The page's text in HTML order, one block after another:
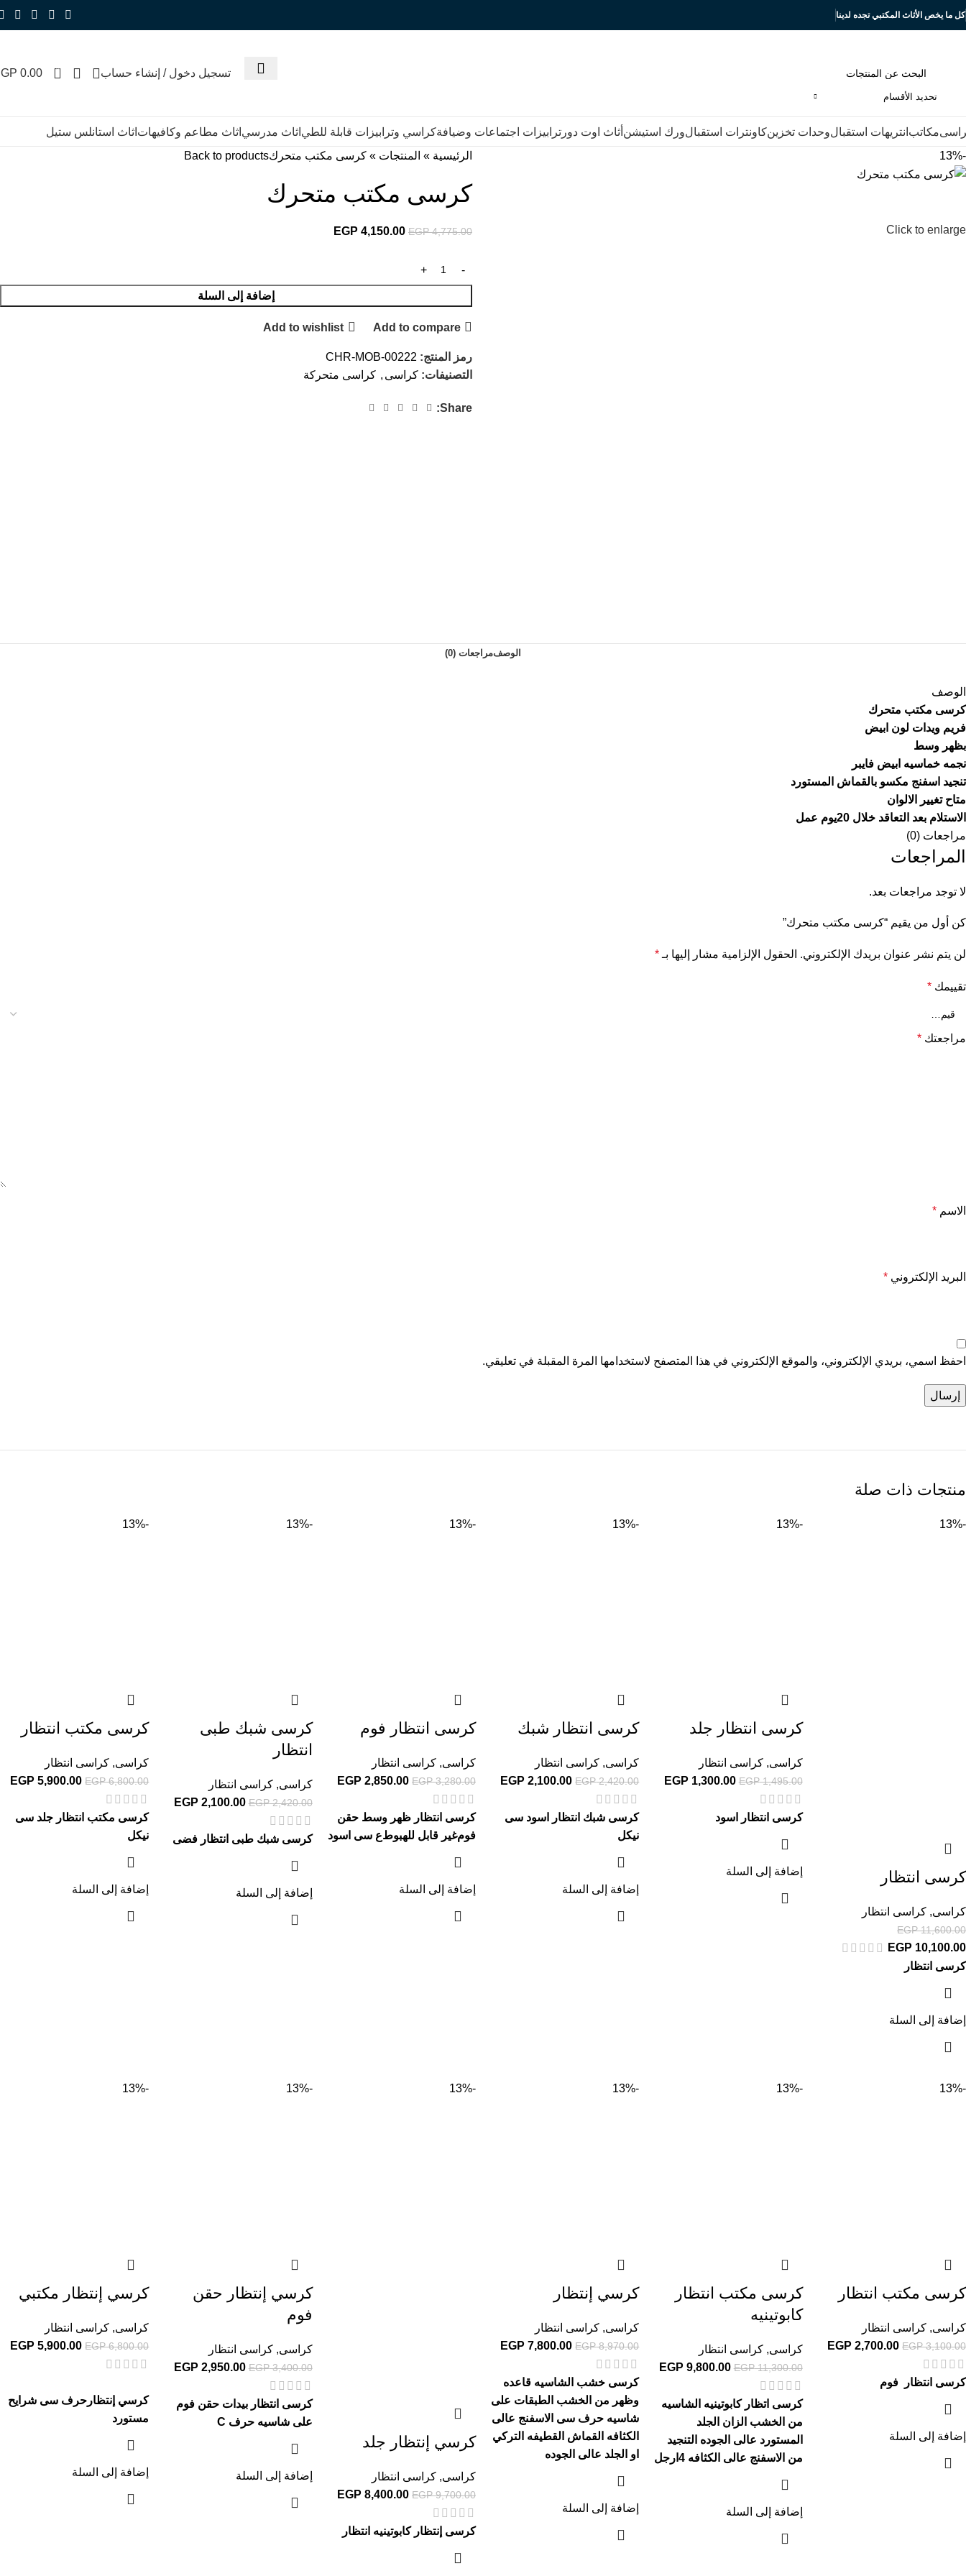
كل ما يخص الأثاث المكتبي تجده لدينا
تحديد الأقسام
تسجيل دخول / إنشاء حساب 0
0.00
مكاتب انتريهات استقبالوحدات تخزينكاونترات استقبالورك استيشن أثاث اوت دور ترابيزات اجتماعات وضيافةكراسي وترابيزات قابلة للطي اثاث مدرسي اثاث مطاعم وكافيهات اثاث استانلس ستيل
-13%
Click to enlarge
الرئيسية » المنتجات » كرسى مكتب متحركBack to products
كرسى مكتب متحرك
EGP4,775.00
EGP 4,150.00
إضافة إلى السلة
Add to compare
Add to wishlist
رمز المنتج: CHR-MOB-00222
التصنيفات: كراسى , كراسى متحركة
Share:
الوصفمراجعات (0)
الوصف
كرسى مكتب متحرك
فريم ويدات لون ابيض
بظهر وسط
نجمه خماسيه ابيض فايبر
تنجيد اسفنج مكسو بالقماش المستورد
متاح تغيير الالوان
الاستلام بعد التعاقد خلال 20يوم عمل
مراجعات (0)
المراجعات
لا توجد مراجعات بعد.
كن أول من يقيم “كرسى مكتب متحرك”
لن يتم نشر عنوان بريدك الإلكتروني. الحقول الإلزامية مشار إليها بـ *
تقييمك *
مراجعتك *
الاسم *
البريد الإلكتروني *
احفظ اسمي، بريدي الإلكتروني، والموقع الإلكتروني في هذا المتصفح لاستخدامها المرة المقبلة في تعليقي.
منتجات ذات صلة
-13%
كرسى انتظار
كراسى, كراسى انتظار
EGP11,600.00
EGP 10,100.00
كرسى انتظار
إضافة إلى السلة
-13%
كرسى انتظار جلد
كراسى,كراسى انتظار
EGP1,495.00
EGP 1,300.00
كرسى انتظار اسود
إضافة إلى السلة
-13%
كرسى انتظار شبك
كراسى, كراسى انتظار
EGP2,420.00
EGP 2,100.00
كرسى شبك انتظار اسود سى
نيكل
إضافة إلى السلة
-13%
كرسى انتظار فوم
كراسى, كراسى انتظار
EGP3,280.00
EGP 2,850.00
كرسى انتظار ظهر وسط حقن
فومغير قابل للهبوطع سى اسود
إضافة إلى السلة
-13%
كرسى شبك طبى
انتظار
كراسى,كراسى انتظار
EGP2,420.00
EGP 2,100.00
كرسى شبك طبى انتظار فضى
إضافة إلى السلة
-13%
كرسى مكتب انتظار
كراسى, كراسى انتظار
EGP6,800.00
EGP 5,900.00
كرسى مكتب انتظار جلد سى
نيكل
إضافة إلى السلة
-13%
كرسى مكتب انتظار
كراسى, كراسى انتظار
EGP3,100.00
EGP 2,700.00
كرسى انتظار فوم
إضافة إلى السلة
-13%
كرسى مكتب انتظار
كابوتينيه
كراسى,كراسى انتظار
EGP11,300.00
EGP 9,800.00
كرسى اتظار كابوتينيه الشاسيه
من الخشب الزان الجلد
المستورد عالى الجوده التنجيد
من الاسفنج عالى الكثافه 4ارجل
إضافة إلى السلة
-13%
كرسي إنتظار
كراسى, كراسى انتظار
EGP8,970.00
EGP 7,800.00
كرسى خشب الشاسيه قاعده
وظهر من الخشب الطبقات على
شاسيه حرف سى الاسفنج عالى
الكثافه القماش القطيفه التركي
او الجلد عالى الجوده
إضافة إلى السلة
-13%
كرسي إنتظار جلد
كراسى, كراسى انتظار
EGP9,700.00
EGP 8,400.00
كرسى إنتظار كابوتينيه انتظار
-13%
كرسي إنتظار حقن
فوم
كراسى,كراسى انتظار
EGP3,400.00
EGP 2,950.00
كرسى انتظار بيدات حقن فوم
على شاسيه حرف C
إضافة إلى السلة
-13%
كرسي إنتظار مكتبي
كراسى, كراسى انتظار
EGP6,800.00
EGP 5,900.00
كرسي إنتظارحرف سى شرايح
مستورد
إضافة إلى السلة